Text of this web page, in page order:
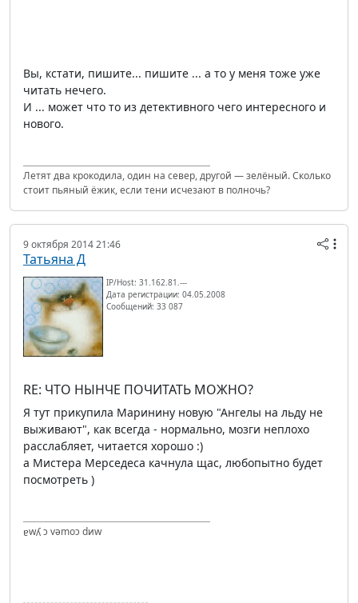
Вы, кстати, пишите... пишите ... а то у меня тоже уже
читать нечего.
И ... может что то из детективного чего интересного и
нового.
Летят два крокодила, один на север, другой — зелёный. Сколько
стоит пьяный ёжик, если тени исчезают в полночь?
9 октября 2014 21:46
Татьяна Д
IP/Host: 31.162.81.---
Дата регистрации: 04.05.2008
Сообщений: 33 087
RE: ЧТО НЫНЧЕ ПОЧИТАТЬ МОЖНО?
Я тут прикупила Маринину новую "Ангелы на льду не
выживают", как всегда - нормально, мозги неплохо
расслабляет, читается хорошо :)
а Мистера Мерседеса качнула щас, любопытно будет
посмотреть )
ɐwʎ ɔ vǝmоɔ dиw